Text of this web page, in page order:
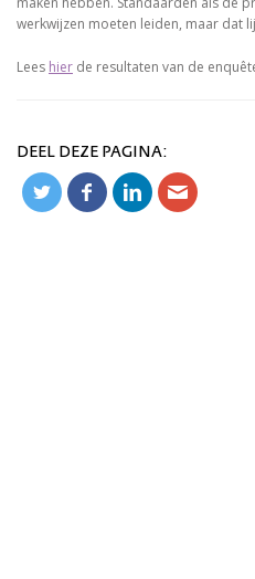
werkwijzen moeten leiden, maar dat
Lees hier de resultaten van de
DEEL DEZE PAGINA: